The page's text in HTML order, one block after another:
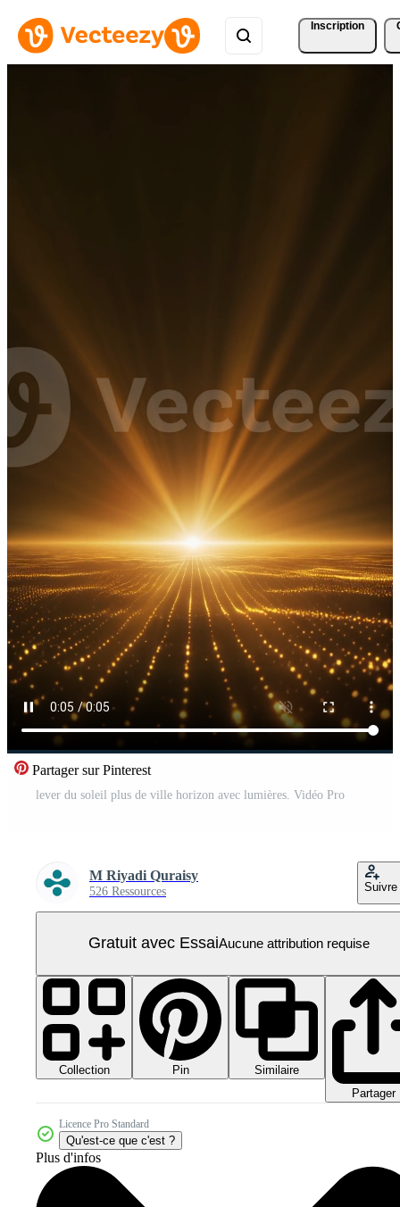
Inscription
Partager sur Pinterest
lever du soleil plus de ville horizon avec lumières. Vidéo Pro
M Riyadi Quraisy
526 Ressources Suivre
Gratuit avec EssaiAucune attribution requise
Collection Pin
Similaire
Partager
Licence Pro Standard
Qu'est-ce que c'est ?
Plus d'infos